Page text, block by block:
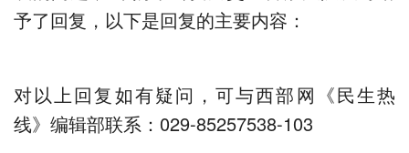
予了回复，以下是回复的主要内容：
对以上回复如有疑问，可与西部网《民生热
线》编辑部联系：029-85257538-103